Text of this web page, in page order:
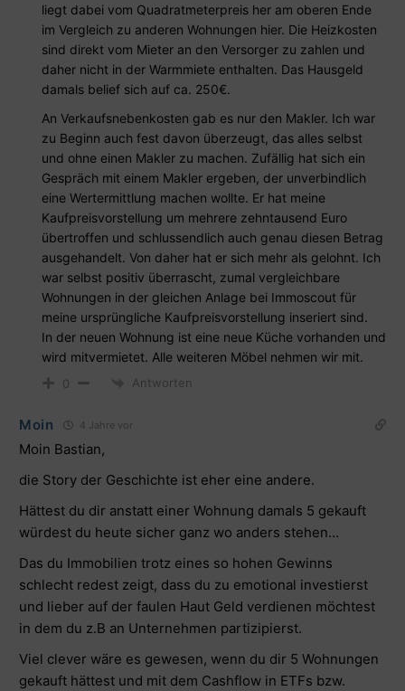
liegt dabei vom Quadratmeterpreis her am oberen Ende
im Vergleich zu anderen Wohnungen hier. Die Heizkosten
sind direkt vom Mieter an den Versorger zu zahlen und
daher nicht in der Warmmiete enthalten. Das Hausgeld
damals belief sich auf ca. 250€.
An Verkaufsnebenkosten gab es nur den Makler. Ich war
zu Beginn auch fest davon überzeugt, das alles selbst
und ohne einen Makler zu machen. Zufällig hat sich ein
Gespräch mit einem Makler ergeben, der unverbindlich
eine Wertermittlung machen wollte. Er hat meine
Kaufpreisvorstellung um mehrere zehntausend Euro
übertroffen und schlussendlich auch genau diesen Betrag
ausgehandelt. Von daher hat er sich mehr als gelohnt. Ich
war selbst positiv überrascht, zumal vergleichbare
Wohnungen in der gleichen Anlage bei Immoscout für
meine ursprüngliche Kaufpreisvorstellung inseriert sind.
In der neuen Wohnung ist eine neue Küche vorhanden und
wird mitvermietet. Alle weiteren Möbel nehmen wir mit.
0 Antworten
Moin 4 Jahre vor
Moin Bastian,
die Story der Geschichte ist eher eine andere.
Hättest du dir anstatt einer Wohnung damals 5 gekauft
würdest du heute sicher ganz wo anders stehen…
Das du Immobilien trotz eines so hohen Gewinns
schlecht redest zeigt, dass du zu emotional investierst
und lieber auf der faulen Haut Geld verdienen möchtest
in dem du z.B an Unternehmen partizipierst.
Viel clever wäre es gewesen, wenn du dir 5 Wohnungen
gekauft hättest und mit dem Cashflow in ETFs bzw.